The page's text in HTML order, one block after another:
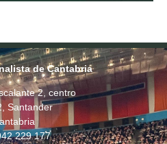
de Cantabria
2, centro
Santander
229 177